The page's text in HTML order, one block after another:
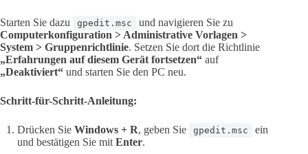
Starten Sie dazu gpedit.msc
und navigieren Sie zu
Computerkonfiguration > Administrative Vorlagen >
System > Gruppenrichtlinie. Setzen Sie dort die Richtlinie
„Erfahrungen auf diesem Gerät fortsetzen“ auf
„Deaktiviert“ und starten Sie den PC neu.
Schritt-für-Schritt-Anleitung:
Drücken Sie Windows + R, geben Sie gpedit.msc
ein
und bestätigen Sie mit Enter.